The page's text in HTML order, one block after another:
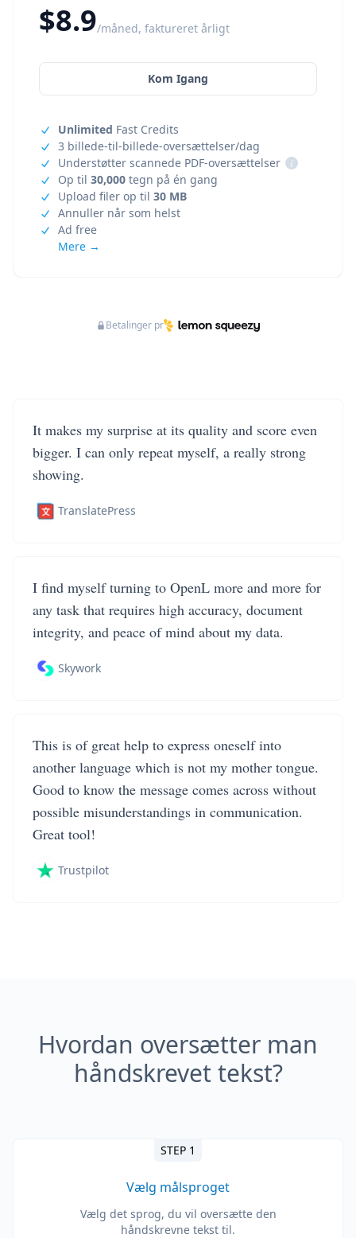
$8.9/måned, faktureret årligt
Kom Igang
Unlimited Fast Credits
3 billede-til-billede-oversættelser/dag
Understøtter scannede PDF-oversættelser
i
Op til 30,000 tegn på én gang
Upload filer op til 30 MB
Annuller når som helst
Ad free
Mere →
Betalinger pr
It makes my surprise at its quality and score even
bigger. I can only repeat myself, a really strong
showing.
TranslatePress
I find myself turning to OpenL more and more for
any task that requires high accuracy, document
integrity, and peace of mind about my data.
Skywork
This is of great help to express oneself into
another language which is not my mother tongue.
Good to know the message comes across without
possible misunderstandings in communication.
Great tool!
Trustpilot
Hvordan oversætter man
håndskrevet tekst?
STEP 1
Vælg målsproget
Vælg det sprog, du vil oversætte den
håndskrevne tekst til.